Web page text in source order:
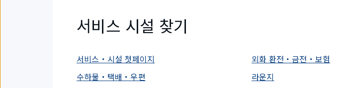
서비스 시설 찾기
서비스・시설 첫페이지 외화 환전・금전・보험
수하물・택배・우편
라운지